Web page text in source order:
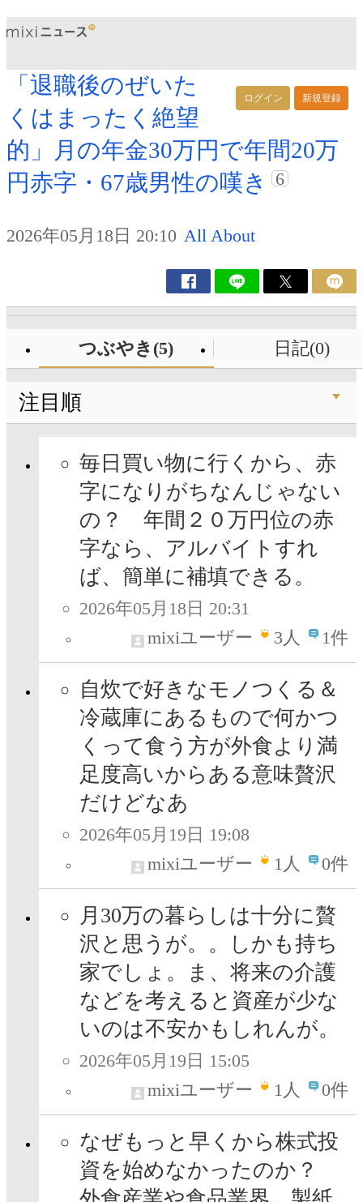
ログイン 新規登録
「退職後のぜいた
くはまったく絶望
的」月の年金30万円で年間20万
円赤字・67歳男性の嘆き
6
2026年05月18日 20:10 All About
つぶやき(5) 日記(0)
注目順
毎日買い物に行くから、赤
字になりがちなんじゃない
の？ 年間２０万円位の赤
字なら、アルバイトすれ
ば、簡単に補填できる。
2026年05月18日 20:31
mixiユーザー
3人 1件
自炊で好きなモノつくる＆
冷蔵庫にあるもので何かつ
くって食う方が外食より満
足度高いからある意味贅沢
だけどなあ
2026年05月19日 19:08
mixiユーザー
1人 0件
月30万の暮らしは十分に贅
沢と思うが。。しかも持ち
家でしょ。ま、将来の介護
などを考えると資産が少な
いのは不安かもしれんが。
2026年05月19日 15:05
mixiユーザー
1人 0件
なぜもっと早くから株式投
資を始めなかったのか？